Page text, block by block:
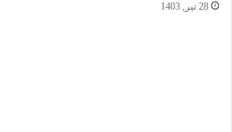
28 تیر, 1403